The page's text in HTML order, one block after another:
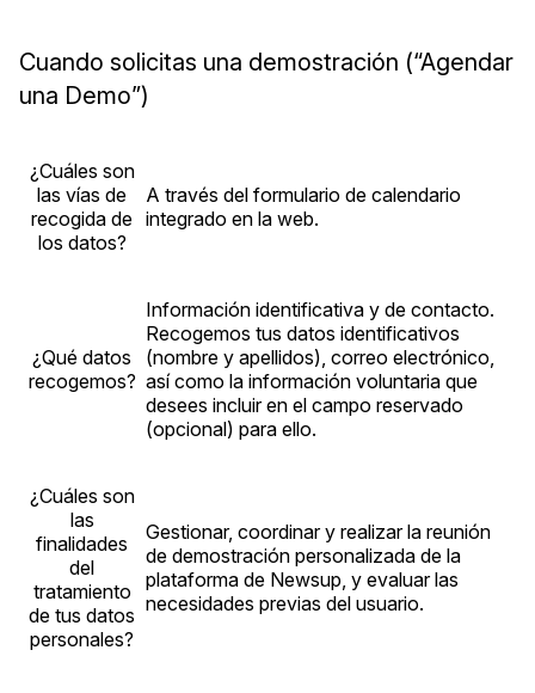
Cuando solicitas una demostración (“Agendar
una Demo”)
¿Cuáles son
las vías de
recogida de
los datos?
A través del formulario de calendario
integrado en la web.
¿Qué datos
recogemos?
Información identificativa y de contacto.
Recogemos tus datos identificativos
(nombre y apellidos), correo electrónico,
así como la información voluntaria que
desees incluir en el campo reservado
(opcional) para ello.
¿Cuáles son
las
finalidades
del
tratamiento
de tus datos
personales?
Gestionar, coordinar y realizar la reunión
de demostración personalizada de la
plataforma de Newsup, y evaluar las
necesidades previas del usuario.